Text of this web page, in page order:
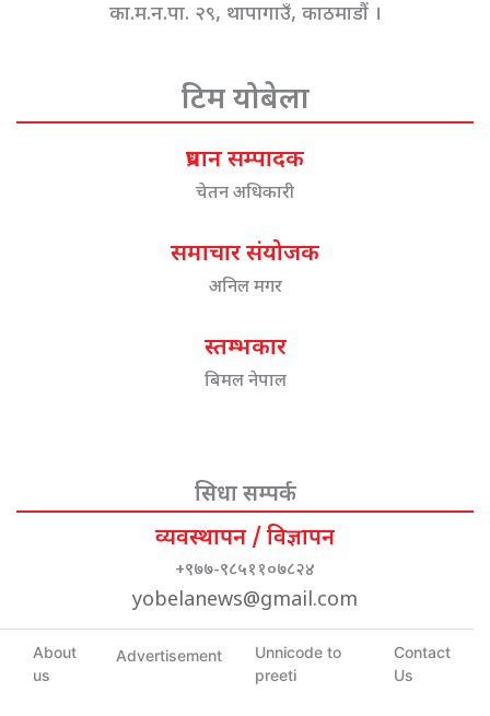
का.म.न.पा. २९, थापागाउँ, काठमाडौं ।
टिम योबेला
प्रधान सम्पादक
चेतन अधिकारी
समाचार संयोजक
अनिल मगर
स्तम्भकार
बिमल नेपाल
सिधा सम्पर्क
व्यवस्थापन / विज्ञापन
+९७७-९८५११०७८२४
yobelanews@gmail.com
About
us
Advertisement
Unnicode to
preeti
Contact
Us